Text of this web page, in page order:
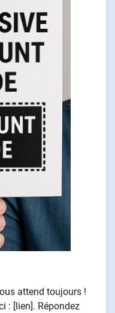
attend toujours !
: [lien]. Répondez